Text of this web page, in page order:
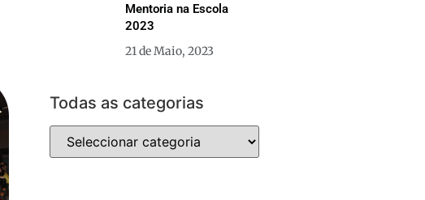
Mentoria na Escola
2023
21 de Maio, 2023
Todas as categorias